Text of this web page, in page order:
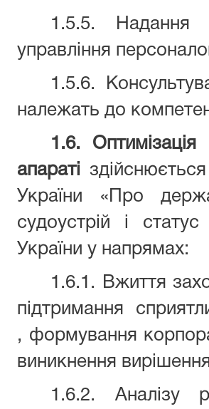
1.5.5. Надання
управління
1.5.6.
належать до
1.6.
апараті
України «Про
судоустрій і
України у напрямах:
1.6.1. Вжиття
підтримання
, формування
виникнення
1.6.2. Аналізу